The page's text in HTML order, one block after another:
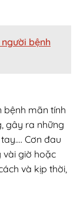
bệnh
mãn tính
gây ra những
Cơn đau
vài giờ hoặc
và kịp thời,